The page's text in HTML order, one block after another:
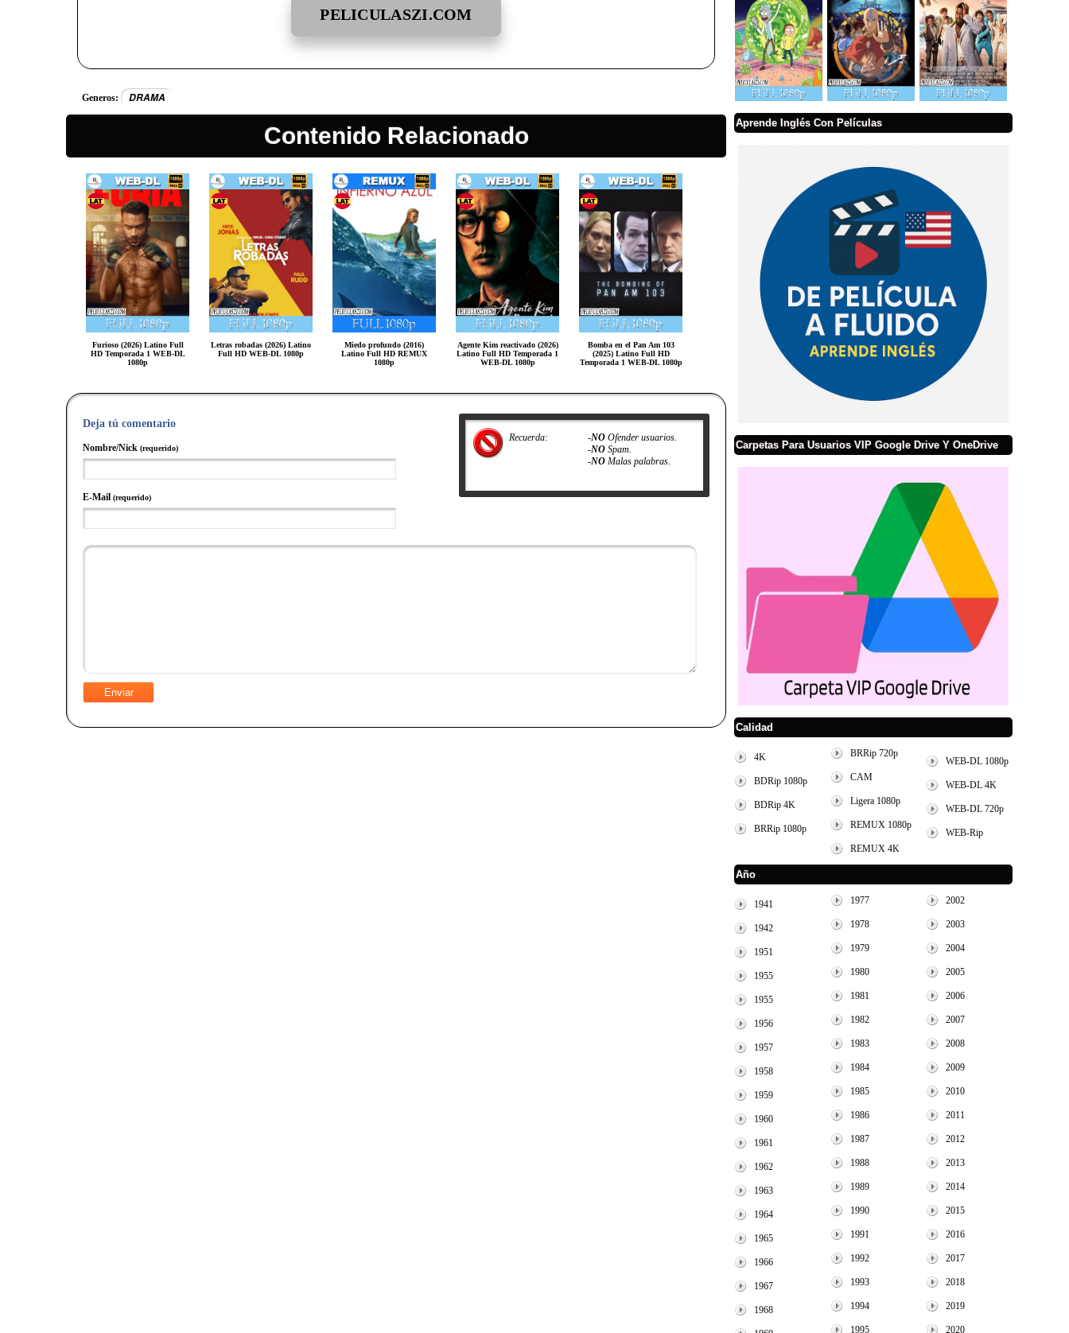
PELICULASZI.COM
Generos: DRAMA
Contenido Relacionado
Furioso (2026) Latino Full
HD Temporada 1 WEB-DL
1080p
Letras robadas (2026) Latino
Full HD WEB-DL 1080p
Miedo profundo (2016)
Latino Full HD REMUX
1080p
Agente Kim reactivado (2026)
Latino Full HD Temporada 1
WEB-DL 1080p
Bomba en el Pan Am 103
(2025) Latino Full HD
Temporada 1 WEB-DL 1080p
Recuerda: -NOOfender usuarios.
-NOSpam.
-NOMalas palabras.
Deja tú comentario
Nombre/Nick (requerido)
E-Mail (requerido)
Aprende Inglés Con Películas
Carpetas Para Usuarios VIP Google Drive Y OneDrive
Calidad
4K
BDRip 1080p
BDRip 4K
BRRip 1080p
BRRip 720p
CAM
Ligera 1080p
REMUX 1080p
REMUX 4K
WEB-DL 1080p
WEB-DL 4K
WEB-DL 720p
WEB-Rip
Año
1941
1942
1951
1955
1955
1956
1957
1958
1959
1960
1961
1962
1963
1964
1965
1966
1967
1968
1977
1978
1979
1980
1981
1982
1983
1984
1985
1986
1987
1988
1989
1990
1991
1992
1993
1994
1995
2002
2003
2004
2005
2006
2007
2008
2009
2010
2011
2012
2013
2014
2015
2016
2017
2018
2019
2020